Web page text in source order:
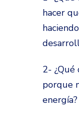
hacer
2- ¿Qué
porque
energía?